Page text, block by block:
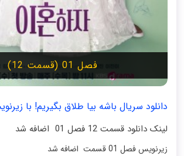
فصل 01 (قسمت 12)
دانلود سریال باشه بیا طلاق بگیریم! با
لینک دانلود قسمت 12 فصل 01 اضافه شد
زیرنویس فصل 01 قسمت اضافه شد